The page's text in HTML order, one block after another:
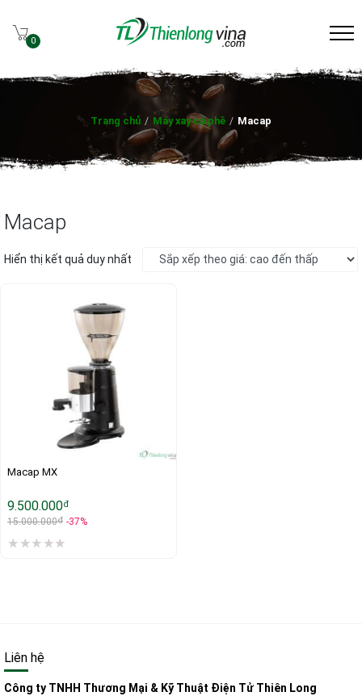
0
Trang chủ / Máy xay cà phê / Macap
Macap
Hiển thị kết quả duy nhất
Macap MX
9.500.000đ
15.000.000đ -37%
Liên hệ
Công ty TNHH Thương Mại & Kỹ Thuật Điện Tử Thiên Long